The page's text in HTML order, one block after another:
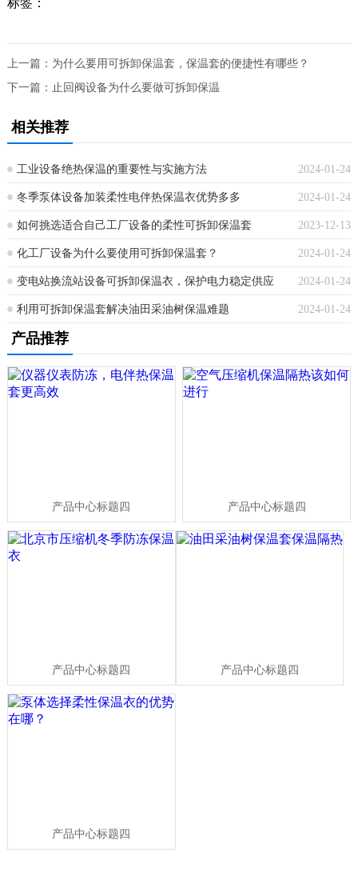
标签：
上一篇： 为什么要用可拆卸保温套，保温套的便捷性有哪些？
下一篇： 止回阀设备为什么要做可拆卸保温
相关推荐
2024-01-24
工业设备绝热保温的重要性与实施方法
2024-01-24
冬季泵体设备加装柔性电伴热保温衣优势多多
2023-12-13
如何挑选适合自己工厂设备的柔性可拆卸保温套
2024-01-24
化工厂设备为什么要使用可拆卸保温套？
2024-01-24
变电站换流站设备可拆卸保温衣，保护电力稳定供应
2024-01-24
利用可拆卸保温套解决油田采油树保温难题
产品推荐
产品中心标题四 产品中心标题四
产品中心标题四 产品中心标题四
产品中心标题四